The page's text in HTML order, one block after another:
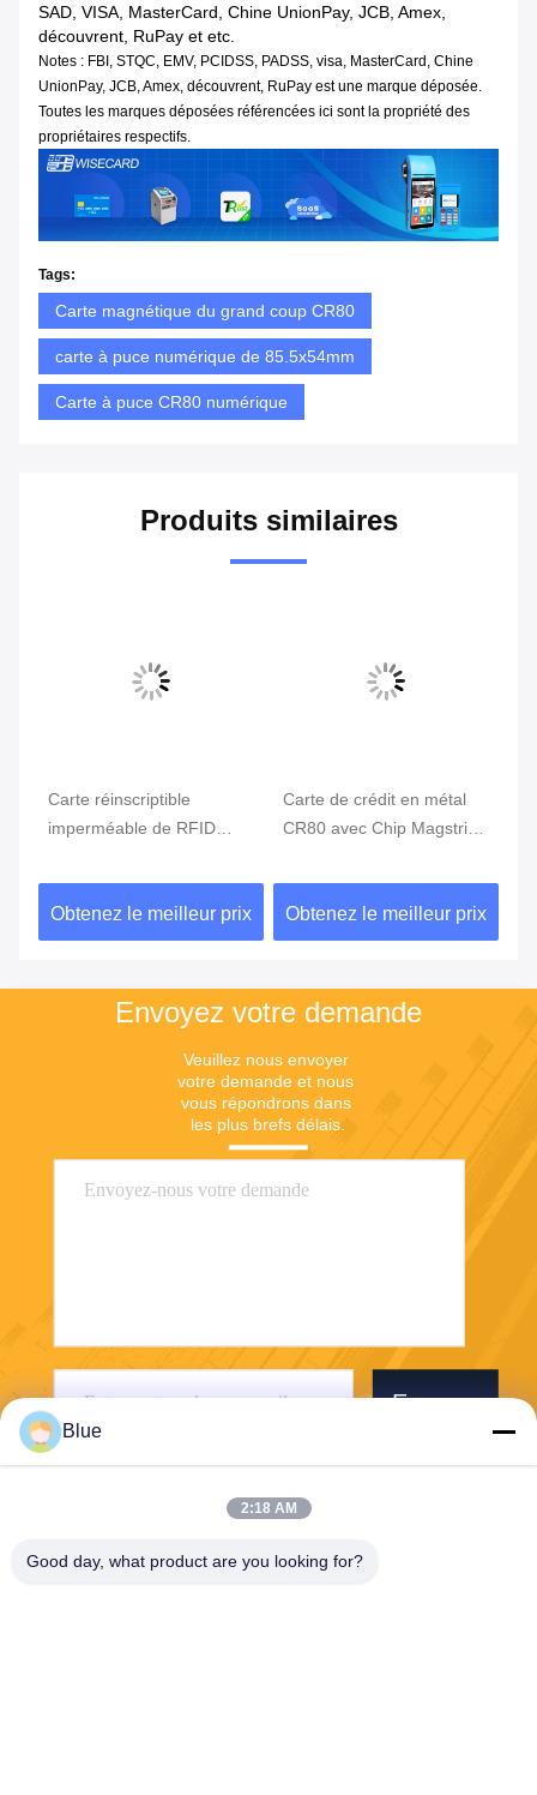
SAD, VISA, MasterCard, Chine UnionPay, JCB, Amex,
découvrent, RuPay et etc.
Notes : FBI, STQC, EMV, PCIDSS, PADSS, visa, MasterCard, Chine
UnionPay, JCB, Amex, découvrent, RuPay est une marque déposée.
Toutes les marques déposées référencées ici sont la propriété des
propriétaires respectifs.
Tags:
Carte magnétique du grand coup CR80
carte à puce numérique de 85.5x54mm
Carte à puce CR80 numérique
Produits similaires
Carte réinscriptible
imperméable de RFID
paiement d'affaires
Obtenez le meilleur prix
Carte de crédit en métal
CR80 avec Chip Magstripe
Obtenez le meilleur prix
Envoyez votre demande
Veuillez nous envoyer
votre demande et nous
vous répondrons dans
les plus brefs délais.
Envoyer
Blue
2:18 AM
Good day, what product are you looking for?